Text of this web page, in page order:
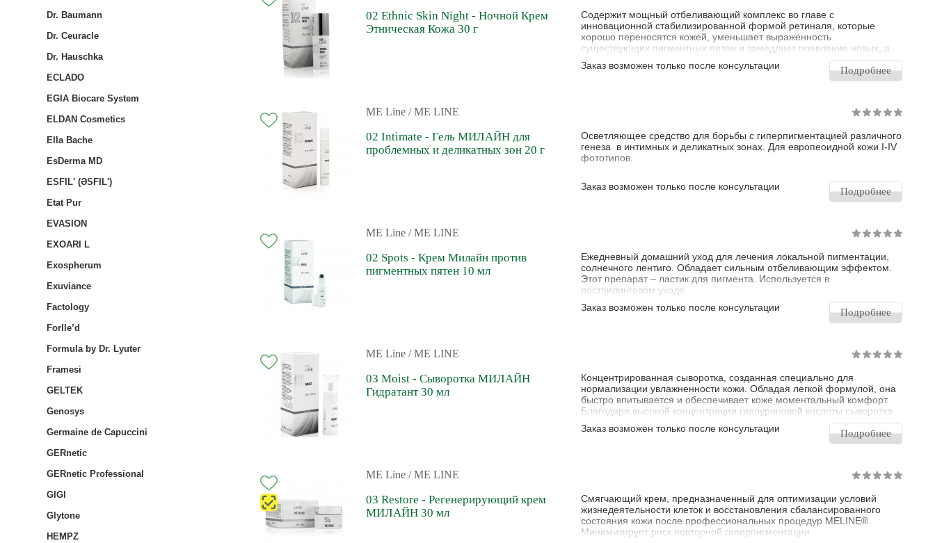
02 Ethnic Skin Night - Ночной Крем
Этническая Кожа 30 г
Содержит мощный отбеливающий комплекс во главе с
инновационной стабилизированной формой ретиналя, которые
хорошо переносятся кожей, уменьшает выраженность
существующих пигментных пятен и замедляет появление новых, а
также корректирует признаки фотостарения, стимулирует клеточный
обмен и обладает высокой антиоксидантной активностью.
Заказ возможен только после консультации Подробнее
ME Line / ME LINE
02 Intimate - Гель МИЛАЙН для
проблемных и деликатных зон 20 г
Осветляющее средство для борьбы с гиперпигментацией различного
генеза в интимных и деликатных зонах. Для европеоидной кожи I-IV
фототипов.
Заказ возможен только после консультации Подробнее
ME Line / ME LINE
02 Spots - Крем Милайн против
пигментных пятен 10 мл
Ежедневный домашний уход для лечения локальной пигментации,
солнечного лентиго. Обладает сильным отбеливающим эффектом.
Этот препарат – ластик для пигмента. Используется в
постпилинговом уходе.
Заказ возможен только после консультации
Подробнее
ME Line / ME LINE
03 Moist - Сыворотка МИЛАЙН
Гидратант 30 мл
Концентрированная сыворотка, созданная специально для
нормализации увлажненности кожи. Обладая легкой формулой, она
быстро впитывается и обеспечивает коже моментальный комфорт.
Благодаря высокой концентрации гиалуроновой кислоты сыворотка
эффективно увлажняет глубокие слои эпидермиса. Комплекс
пантенола, растворимого протеогликана и аллантоина
восстанавливают поврежденную кожу, стабилизирует ее функции,
Заказ возможен только после консультации Подробнее
ME Line / ME LINE
03 Restore - Регенерирующий крем
МИЛАЙН 30 мл
Смягчающий крем, предназначенный для оптимизации условий
жизнедеятельности клеток и восстановления сбалансированного
состояния кожи после профессиональных процедур MELINE®.
Минимизирует риск повторной гиперпигментации.
Dr. Baumann
Dr. Ceuracle
Dr. Hauschka
ECLADO
EGIA Biocare System
ELDAN Cosmetics
Ella Bache
EsDerma MD
ESFIL' (ƏSFIL')
Etat Pur
EVASION
EXOARI L
Exospherum
Exuviance
Factology
Forlle’d
Formula by Dr. Lyuter
Framesi
GELTEK
Genosys
Germaine de Capuccini
GERnetic
GERnetic Professional
GIGI
Glytone
HEMPZ